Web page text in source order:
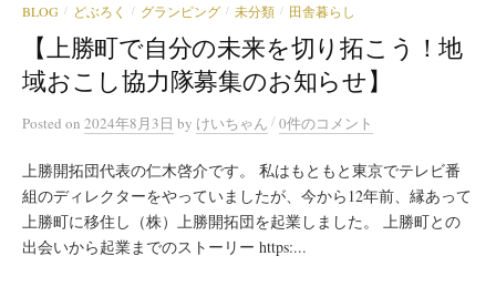
BLOG / どぶろく / グランピング / 未分類 / 田舎暮らし
【上勝町で自分の未来を切り拓こう！地
域おこし協力隊募集のお知らせ】
Posted on 2024年8月3日 by けいちゃん /0件のコメント
上勝開拓団代表の仁木啓介です。 私はもともと東京でテレビ番
組のディレクターをやっていましたが、今から12年前、縁あって
上勝町に移住し（株）上勝開拓団を起業しました。 上勝町との
出会いから起業までのストーリー https:...